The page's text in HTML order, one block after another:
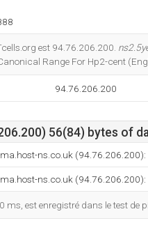
est 94.76.206.200.
Range For Hp2-cent
94.76.206.200
56(84) bytes of
ns.co.uk
ns.co.uk
ms, est enregistré dans le test de